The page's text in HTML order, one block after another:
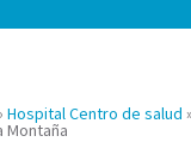
Hospital Centro de salud »
Montaña